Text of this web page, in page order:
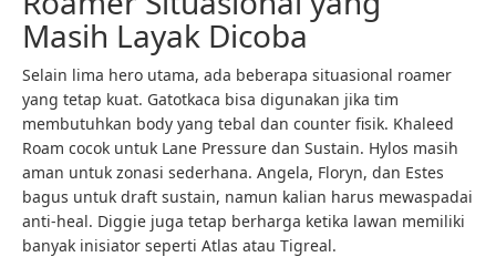
Masih Layak Dicoba
Selain lima hero utama, ada beberapa situasional roamer
yang tetap kuat. Gatotkaca bisa digunakan jika tim
membutuhkan body yang tebal dan counter fisik. Khaleed
Roam cocok untuk Lane Pressure dan Sustain. Hylos masih
aman untuk zonasi sederhana. Angela, Floryn, dan Estes
bagus untuk draft sustain, namun kalian harus mewaspadai
anti-heal. Diggie juga tetap berharga ketika lawan memiliki
banyak inisiator seperti Atlas atau Tigreal.